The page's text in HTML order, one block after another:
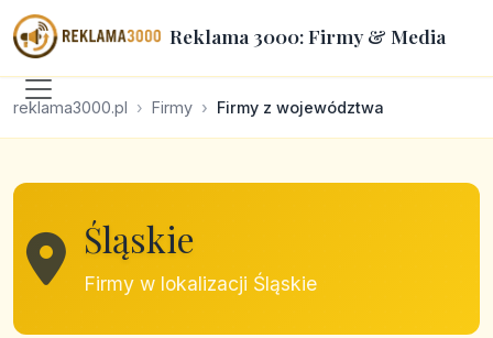
Reklama 3000: Firmy & Media
reklama3000.pl Firmy Firmy z województwa
Śląskie
Firmy w lokalizacji Śląskie